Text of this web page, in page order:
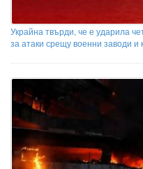
Украйна твърди, че е ударила
за атаки срещу военни заводи и